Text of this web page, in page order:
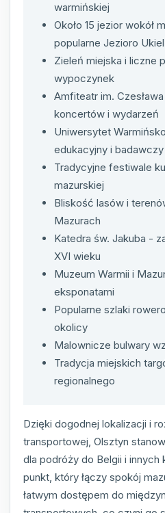
warmińskiej
Około 15 jezior wokół
popularne Jezioro Ukiel
Zieleń miejska i liczne
wypoczynek
Amfiteatr im.
koncertów i wydarzeń
Uniwersytet
edukacyjny i badawczy
Tradycyjne festiwale
mazurskiej
Bliskość lasów i
Mazurach
Katedra św. Jakuba -
XVI wieku
Muzeum Warmii i
eksponatami
Popularne szlaki
okolicy
Malownicze bulwary
Tradycja miejskich
regionalnego
Dzięki dogodnej lokalizacji i
transportowej, Olsztyn
dla podróży do Belgii i innych
punkt, który łączy spokój
łatwym dostępem do